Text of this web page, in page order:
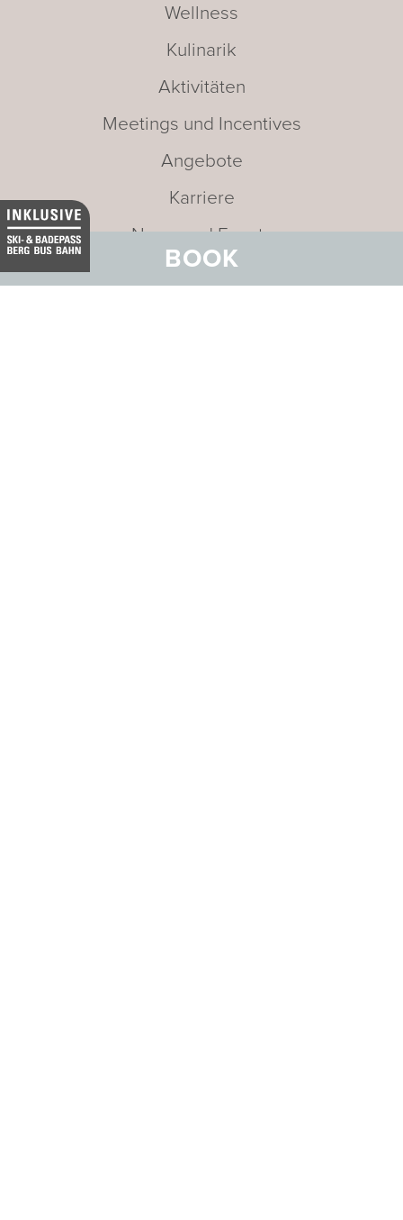
BOOK
Wellness
Kulinarik
Aktivitäten
Meetings und Incentives
Angebote
Karriere
News und Events
Nachhaltigkeit